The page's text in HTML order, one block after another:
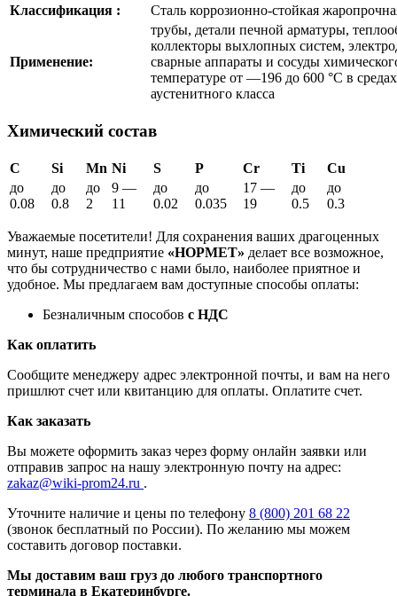
Классификация :
Сталь коррозионно-стойкая
Применение:
трубы, детали печной арматуры,
коллекторы выхлопных систем,
сварные аппараты и сосуды
температуре от —196 до 600 °С в
аустенитного класса
Химический состав
C Si Mn Ni S P Cr Ti
Cu
до
0.08
до
0.8
до
2
9 —
11
до
0.02
до
0.035
17 —
19
до
0.5
до
0.3
Уважаемые посетители! Для сохранения ваших драгоценных
минут, наше предприятие «НОРМЕТ» делает все возможное,
что бы сотрудничество с нами было, наиболее приятное и
удобное. Мы предлагаем вам доступные способы оплаты:
Безналичным способов с НДС
Как оплатить
Сообщите менеджеру адрес электронной почты, и вам на него
пришлют счет или квитанцию для оплаты. Оплатите счет.
Как заказать
Вы можете оформить заказ через форму онлайн заявки или
отправив запрос на нашу электронную почту на адрес:
zakaz@wiki-prom24.ru .
Уточните наличие и цены по телефону 8 (800) 201 68 22
(звонок бесплатный по России). По желанию мы можем
составить договор поставки.
Мы доставим ваш груз до любого транспортного
терминала в Екатеринбурге.